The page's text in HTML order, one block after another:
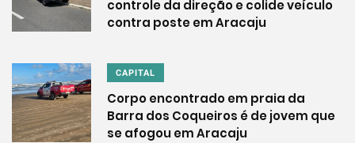
controle da direção e colide veículo
contra poste em Aracaju
CAPITAL
Corpo encontrado em praia da
Barra dos Coqueiros é de jovem que
se afogou em Aracaju